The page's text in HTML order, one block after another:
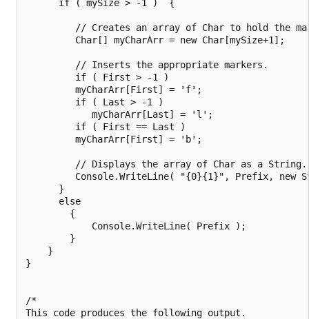
      if ( mySize > -1 )  {
// Creates an array of Char to hold the
         Char[] myCharArr = new Char[mySize+1];
         // Inserts the appropriate markers.
         if ( First > -1 )
         myCharArr[First] = 'f';
         if ( Last > -1 )
            myCharArr[Last] = 'l';
         if ( First == Last )
         myCharArr[First] = 'b';
         // Displays the array of Char as a String.
Console.WriteLine( "{0}{1}", Prefix, new
      }
      else
        {
            Console.WriteLine( Prefix );
        }
    }
}
/*
This code produces the following output.